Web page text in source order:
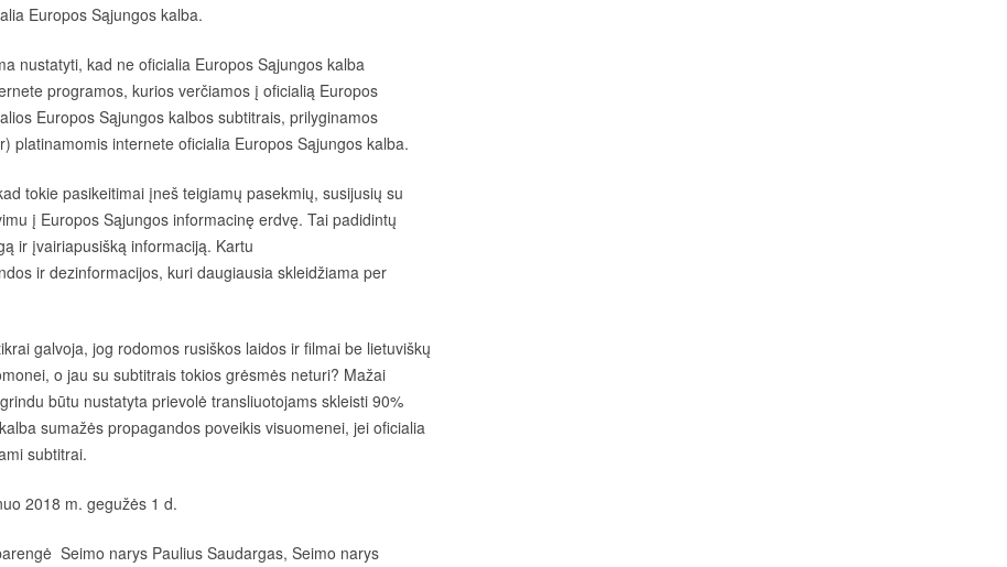
Europos Sąjungos kalba.
nustatyti, kad ne oficialia Europos Sąjungos kalba
programos, kurios verčiamos į oficialią Europos
Europos Sąjungos kalbos subtitrais, prilyginamos
platinamomis internete oficialia Europos Sąjungos kalba.
tokie pasikeitimai įneš teigiamų pasekmių, susijusių su
į Europos Sąjungos informacinę erdvę. Tai padidintų
ir įvairiapusišką informaciją. Kartu
ir dezinformacijos, kuri daugiausia skleidžiama per
galvoja, jog rodomos rusiškos laidos ir filmai be lietuviškų
o jau su subtitrais tokios grėsmės neturi? Mažai
būtu nustatyta prievolė transliuotojams skleisti 90%
sumažės propagandos poveikis visuomenei, jei oficialia
subtitrai.
2018 m. gegužės 1 d.
Seimo narys Paulius Saudargas, Seimo narys